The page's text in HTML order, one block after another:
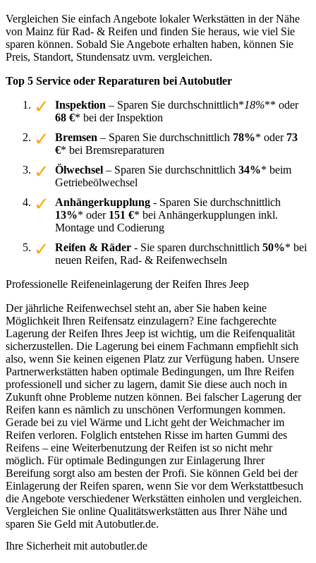
Vergleichen Sie einfach Angebote lokaler Werkstätten in der Nähe
von Mainz für Rad- & Reifen und finden Sie heraus, wie viel Sie
sparen können. Sobald Sie Angebote erhalten haben, können Sie
Preis, Standort, Stundensatz uvm. vergleichen.
Top 5 Service oder Reparaturen bei Autobutler
Inspektion – Sparen Sie durchschnittlich*18%** oder
68 €* bei der Inspektion
Bremsen – Sparen Sie durchschnittlich 78%* oder 73
€* bei Bremsreparaturen
Ölwechsel – Sparen Sie durchschnittlich 34%* beim
Getriebeölwechsel
Anhängerkupplung - Sparen Sie durchschnittlich
13%* oder 151 €* bei Anhängerkupplungen inkl.
Montage und Codierung
Reifen & Räder - Sie sparen durchschnittlich 50%* bei
neuen Reifen, Rad- & Reifenwechseln
Professionelle Reifeneinlagerung der Reifen Ihres Jeep
Der jährliche Reifenwechsel steht an, aber Sie haben keine
Möglichkeit Ihren Reifensatz einzulagern? Eine fachgerechte
Lagerung der Reifen Ihres Jeep ist wichtig, um die Reifenqualität
sicherzustellen. Die Lagerung bei einem Fachmann empfiehlt sich
also, wenn Sie keinen eigenen Platz zur Verfügung haben. Unsere
Partnerwerkstätten haben optimale Bedingungen, um Ihre Reifen
professionell und sicher zu lagern, damit Sie diese auch noch in
Zukunft ohne Probleme nutzen können. Bei falscher Lagerung der
Reifen kann es nämlich zu unschönen Verformungen kommen.
Gerade bei zu viel Wärme und Licht geht der Weichmacher im
Reifen verloren. Folglich entstehen Risse im harten Gummi des
Reifens – eine Weiterbenutzung der Reifen ist so nicht mehr
möglich. Für optimale Bedingungen zur Einlagerung Ihrer
Bereifung sorgt also am besten der Profi. Sie können Geld bei der
Einlagerung der Reifen sparen, wenn Sie vor dem Werkstattbesuch
die Angebote verschiedener Werkstätten einholen und vergleichen.
Vergleichen Sie online Qualitätswerkstätten aus Ihrer Nähe und
sparen Sie Geld mit Autobutler.de.
Ihre Sicherheit mit autobutler.de